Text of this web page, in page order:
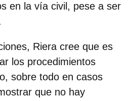
en la vía civil, pese a ser
Riera cree que es
los procedimientos
, sobre todo en casos
que no hay